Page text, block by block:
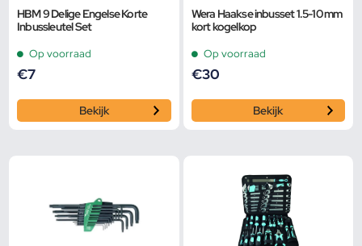
HBM 9 Delige Engelse Korte
Inbussleutel Set
Op voorraad
€7
Bekijk
Wera Haakse inbusset 1.5-10 mm
kort kogelkop
Op voorraad
€30
Bekijk